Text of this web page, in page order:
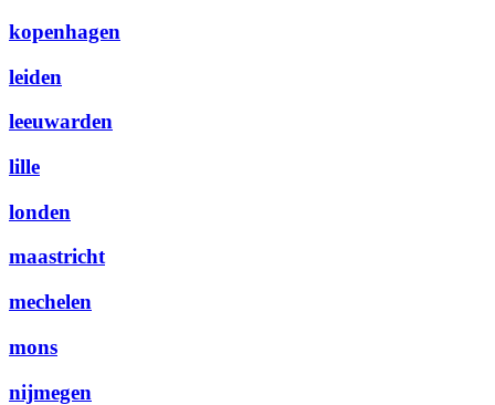
kopenhagen
leiden
leeuwarden
lille
londen
maastricht
mechelen
mons
nijmegen